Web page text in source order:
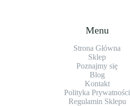
Menu
Strona Główna
Sklep
Poznajmy się
Blog
Kontakt
Polityka Prywatności
Regulamin Sklepu